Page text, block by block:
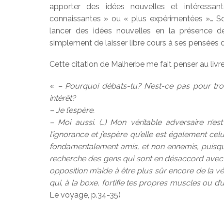
apporter des idées nouvelles et
connaissantes » ou « plus expérimentées »…
lancer des idées nouvelles en la présence
simplement de laisser libre cours à ses pensées
Cette citation de Malherbe me fait penser au
« – Pourquoi débats-tu? N’est-ce pas pour
intérêt?
– Je l’espère.
– Moi aussi. (…) Mon véritable adversaire
l’ignorance et j’espère qu’elle est également
fondamentalement amis, et non ennemis,
recherche des gens qui sont en désaccord
opposition m’aide à être plus sûr encore de la
qui, à la boxe, fortifie tes propres muscles ou
Le voyage, p.34-35)